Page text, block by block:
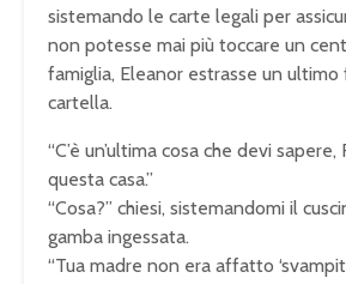
sistemando le carte legali per
non potesse mai più toccare un
famiglia, Eleanor estrasse un ultimo
cartella.
“C’è un’ultima cosa che devi sapere,
questa casa.”
“Cosa?” chiesi, sistemandomi il
gamba ingessata.
“Tua madre non era affatto